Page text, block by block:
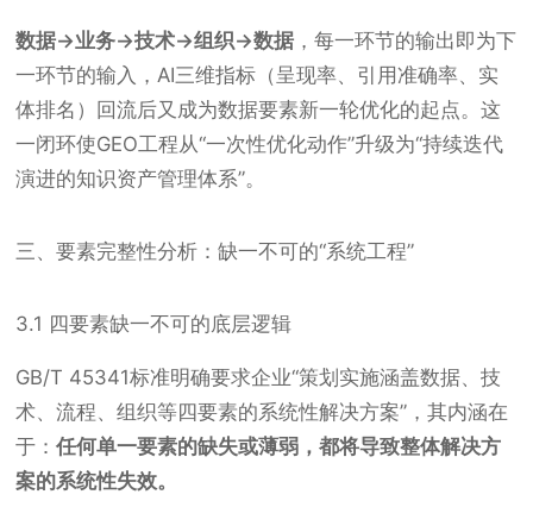
数据→业务→技术→组织→数据 ，每一环节的输出即为下
一环节的输入，AI三维指标（呈现率、引用准确率、实
体排名）回流后又成为数据要素新一轮优化的起点。这
一闭环使GEO工程从“一次性优化动作”升级为“持续迭代
演进的知识资产管理体系”。
三、要素完整性分析：缺一不可的“系统工程”
3.1 四要素缺一不可的底层逻辑
GB/T 45341标准明确要求企业“策划实施涵盖数据、技
术、流程、组织等四要素的系统性解决方案”，其内涵在
于：任何单一要素的缺失或薄弱，都将导致整体解决方
案的系统性失效。